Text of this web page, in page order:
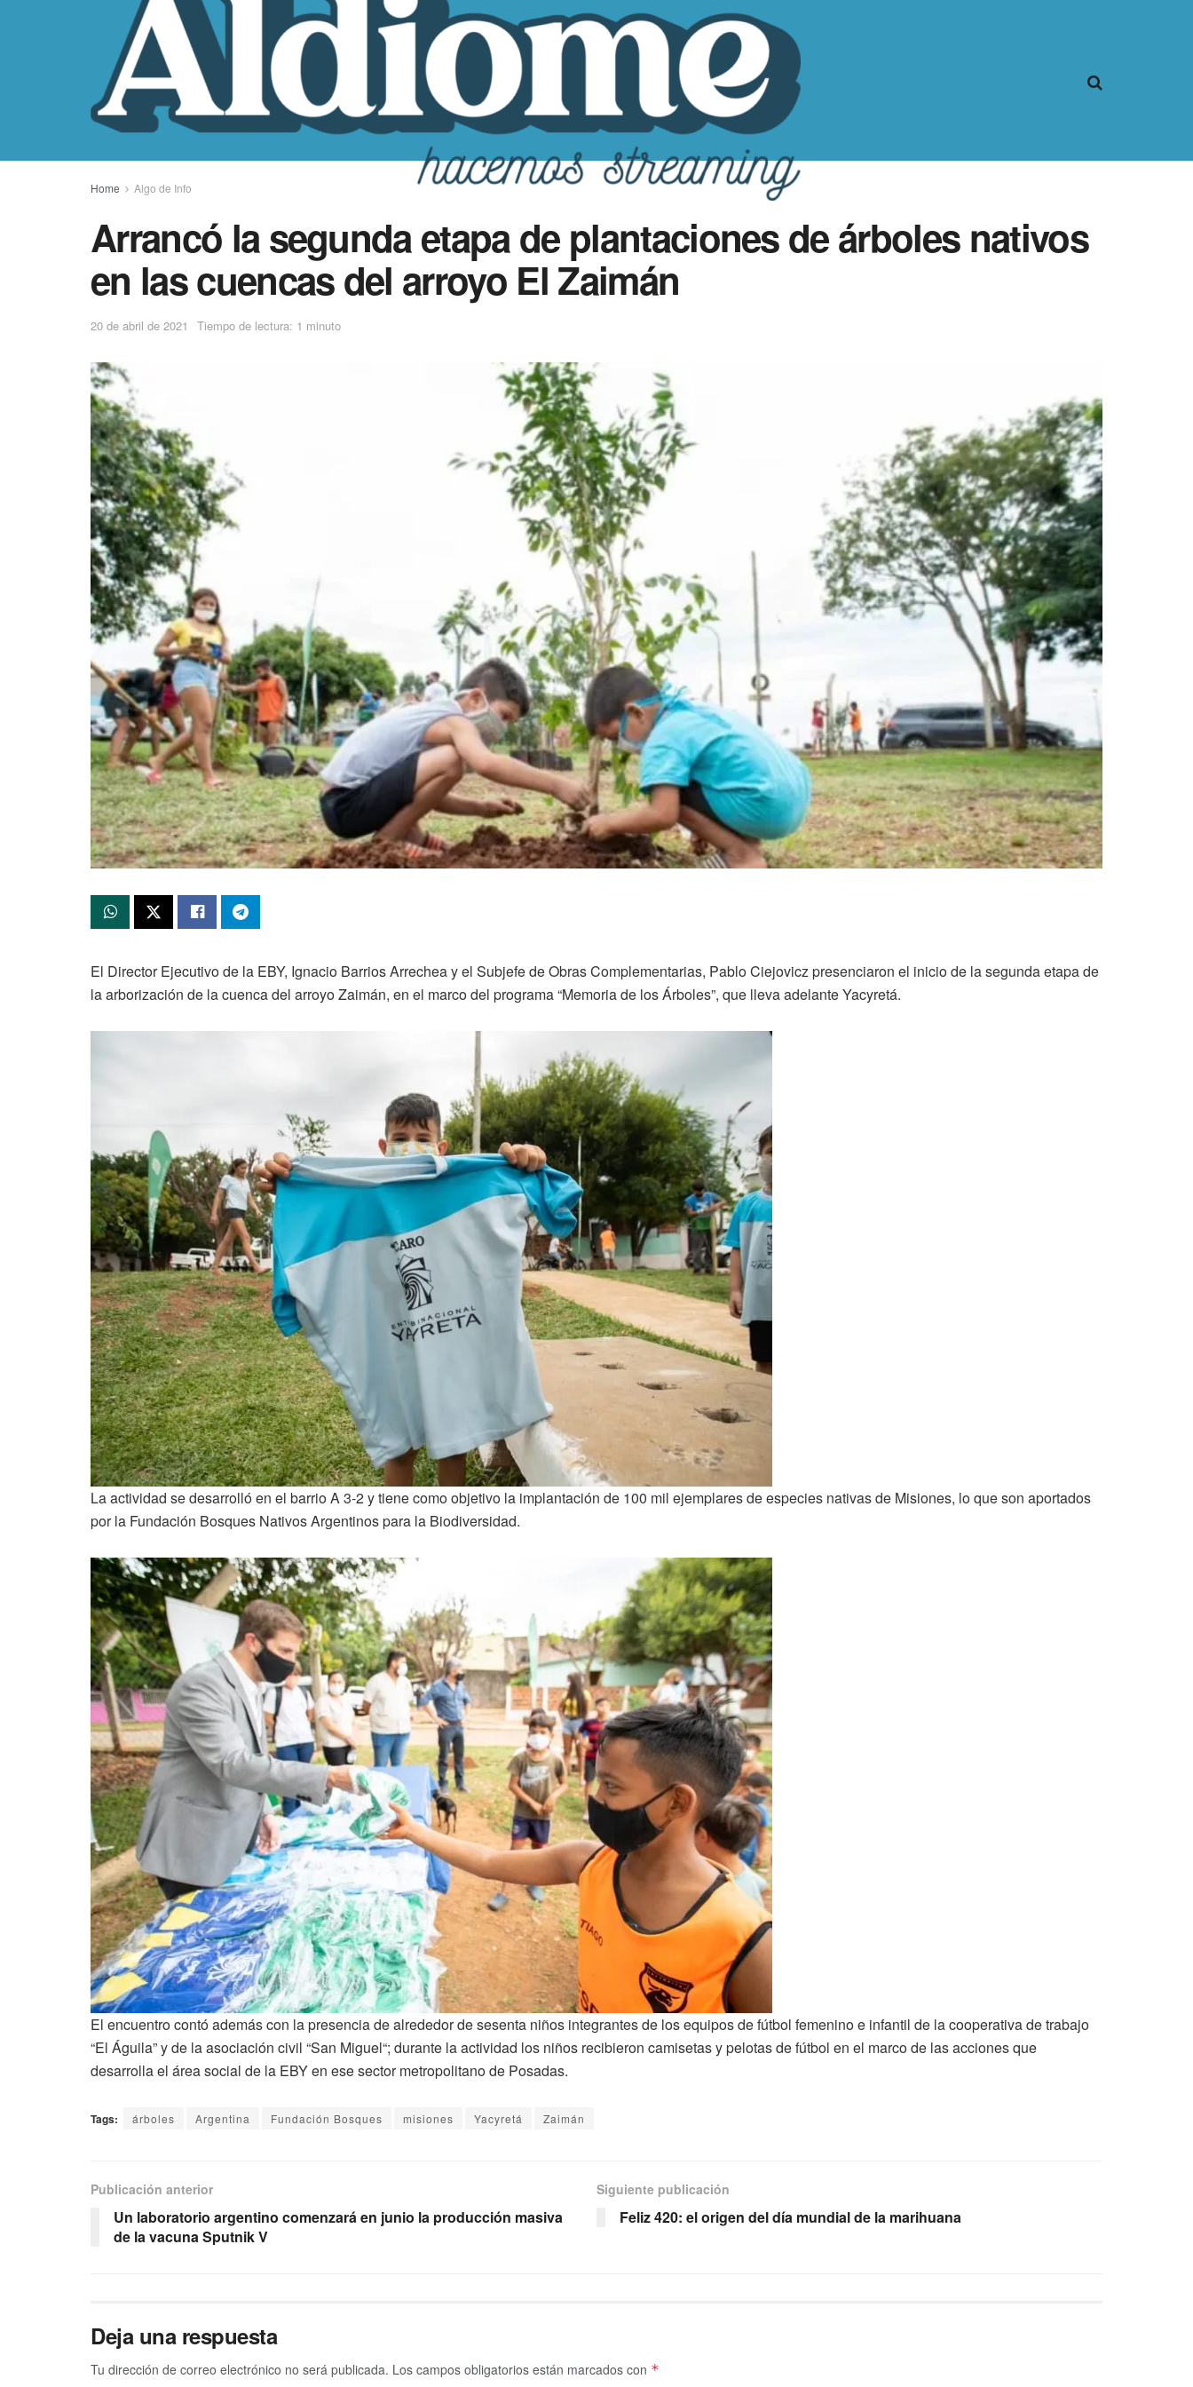
Home Algo de Info
Arrancó la segunda etapa de plantaciones de árboles nativos
en las cuencas del arroyo El Zaimán
20 de abril de 2021 Tiempo de lectura: 1 minuto
El Director Ejecutivo de la EBY, Ignacio Barrios Arrechea y el Subjefe de Obras Complementarias, Pablo Ciejovicz presenciaron el inicio de la segunda etapa de
la arborización de la cuenca del arroyo Zaimán, en el marco del programa “Memoria de los Árboles”, que lleva adelante Yacyretá.
La actividad se desarrolló en el barrio A 3-2 y tiene como objetivo la implantación de 100 mil ejemplares de especies nativas de Misiones, lo que son aportados
por la Fundación Bosques Nativos Argentinos para la Biodiversidad.
El encuentro contó además con la presencia de alrededor de sesenta niños integrantes de los equipos de fútbol femenino e infantil de la cooperativa de trabajo
“El Águila” y de la asociación civil “San Miguel“; durante la actividad los niños recibieron camisetas y pelotas de fútbol en el marco de las acciones que
desarrolla el área social de la EBY en ese sector metropolitano de Posadas.
Tags: árboles Argentina Fundación Bosques misiones Yacyretá Zaimán
Publicación anterior
Un laboratorio argentino comenzará en junio la producción masiva
de la vacuna Sputnik V
Siguiente publicación
Feliz 420: el origen del día mundial de la marihuana
Deja una respuesta
Tu dirección de correo electrónico no será publicada. Los campos obligatorios están marcados con *